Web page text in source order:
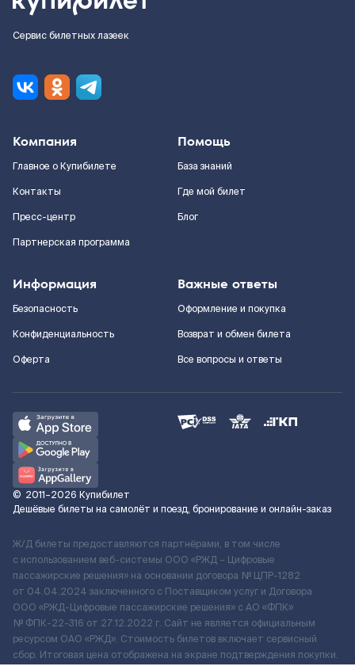
Сервис билетных лазеек
Компания
Главное о Купибилете
Контакты
Пресс-центр
Партнерская программа
Помощь
База знаний
Где мой билет
Блог
Информация
Безопасность
Конфиденциальность
Оферта
Важные ответы
Оформление и покупка
Возврат и обмен билета
Все вопросы и ответы
© 2011–2026 Купибилет
Дешёвые билеты на самолёт и поезд, бронирование и онлайн-заказ
Ж/Д билеты предоставляются партнёрами, в том числе
с использованием веб-системы ООО «РЖД – Цифровые
пассажирские решения» на основании договора № ЦПР-1282
от 04.04.2024 заключенного с Поставщиком услуг и Договора
ООО «РЖД-Цифровые пассажирские решения» c АО «ФПК»
№ ФПК-22-316 от 27.12.2022 г. Сайт не является официальным
ресурсом ОАО «РЖД». Стоимость билетов включает сервисный
сбор. Итоговая цена отображена на экране подтверждения покупки.